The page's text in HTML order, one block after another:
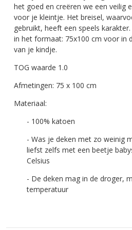
het goed en creëren we een veilig
voor je kleintje. Het breisel,
gebruikt, heeft een speels
in het formaat: 75x100 cm voor in
van je kindje.
TOG waarde 1.0
Afmetingen: 75 x 100 cm
Materiaal:
- 100% katoen
- Was je deken met zo weinig
liefst zelfs met een beetje
Celsius
- De deken mag in de droger,
temperatuur